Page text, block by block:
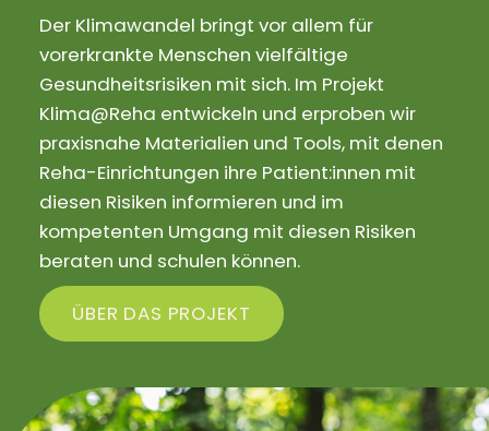
Der Klimawandel bringt vor allem für
vorerkrankte Menschen vielfältige
Gesundheitsrisiken mit sich. Im Projekt
Klima@Reha entwickeln und erproben wir
praxisnahe Materialien und Tools, mit denen
Reha-Einrichtungen ihre Patient:innen mit
diesen Risiken informieren und im
kompetenten Umgang mit diesen Risiken
beraten und schulen können.
ÜBER DAS PROJEKT